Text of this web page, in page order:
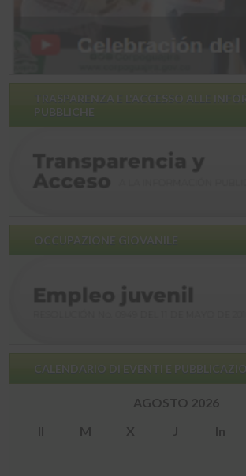
PUBBLICHE
OCCUPAZIONE GIOVANILE
CALENDARIO DI EVENTI E
AGOSTO 2026
Il
M X J In